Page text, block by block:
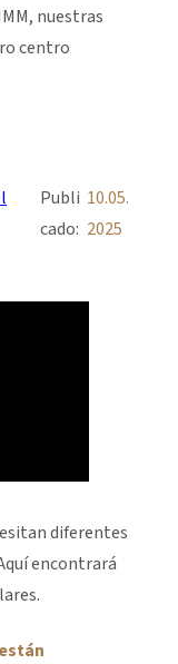
nuestras
centro
Publi
cado:
10.05.
2025
diferentes
encontrará